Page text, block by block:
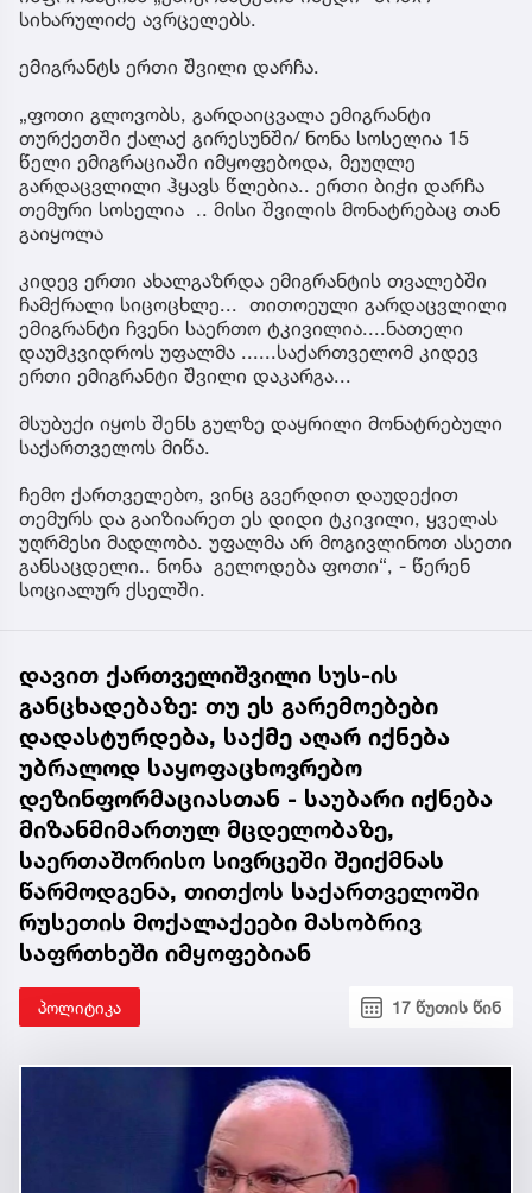
სიხარულიძე ავრცელებს.
ემიგრანტს ერთი შვილი დარჩა.
„ფოთი გლოვობს, გარდაიცვალა ემიგრანტი
თურქეთში ქალაქ გირესუნში/ ნონა სოსელია 15
წელი ემიგრაციაში იმყოფებოდა, მეუღლე
გარდაცვლილი ჰყავს წლებია.. ერთი ბიჭი დარჩა
თემური სოსელია .. მისი შვილის მონატრებაც თან
გაიყოლა
კიდევ ერთი ახალგაზრდა ემიგრანტის თვალებში
ჩამქრალი სიცოცხლე... თითოეული გარდაცვლილი
ემიგრანტი ჩვენი საერთო ტკივილია....ნათელი
დაუმკვიდროს უფალმა ......საქართველომ კიდევ
ერთი ემიგრანტი შვილი დაკარგა...
მსუბუქი იყოს შენს გულზე დაყრილი მონატრებული
საქართველოს მიწა.
ჩემო ქართველებო, ვინც გვერდით დაუდექით
თემურს და გაიზიარეთ ეს დიდი ტკივილი, ყველას
უღრმესი მადლობა. უფალმა არ მოგივლინოთ ასეთი
განსაცდელი.. ნონა გელოდება ფოთი“, - წერენ
სოციალურ ქსელში.
დავით ქართველიშვილი სუს-ის
განცხადებაზე: თუ ეს გარემოებები
დადასტურდება, საქმე აღარ იქნება
უბრალოდ საყოფაცხოვრებო
დეზინფორმაციასთან - საუბარი იქნება
მიზანმიმართულ მცდელობაზე,
საერთაშორისო სივრცეში შეიქმნას
წარმოდგენა, თითქოს საქართველოში
რუსეთის მოქალაქეები მასობრივ
საფრთხეში იმყოფებიან
პოლიტიკა 17 წუთის წინ